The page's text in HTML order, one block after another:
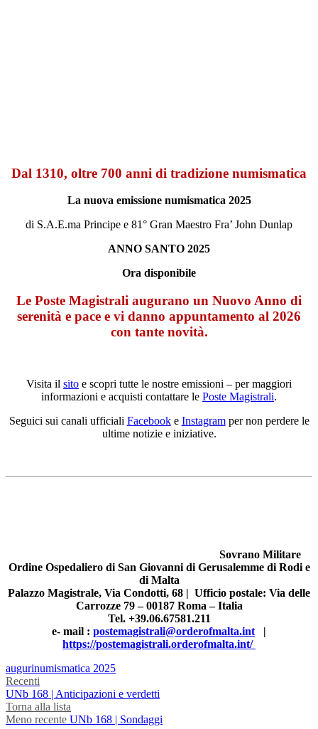
Dal 1310, oltre 700 anni di tradizione numismatica
La nuova emissione numismatica 2025
di S.A.E.ma Principe e 81° Gran Maestro Fra’ John Dunlap
ANNO SANTO 2025
Ora disponibile
Le Poste Magistrali augurano un Nuovo Anno di
serenità e pace e vi danno appuntamento al 2026
con tante novità.
Visita il sito e scopri tutte le nostre emissioni – per maggiori
informazioni e acquisti contattare le Poste Magistrali.
Seguici sui canali ufficiali Facebooke Instagramper non perdere le
ultime notizie e iniziative.
Sovrano Militare
Ordine Ospedaliero di San Giovanni di Gerusalemme di Rodi e
di Malta
Palazzo Magistrale, Via Condotti, 68 | Ufficio postale: Via delle
Carrozze 79 – 00187 Roma – Italia
Tel.+39.06.67581.211
e- mail : postemagistrali@orderofmalta.int |
https://postemagistrali.orderofmalta.int/
augurinumismatica 2025
Recenti
UNb 168 | Anticipazioni e verdetti
Torna alla lista
Meno recente UNb 168 | Sondaggi